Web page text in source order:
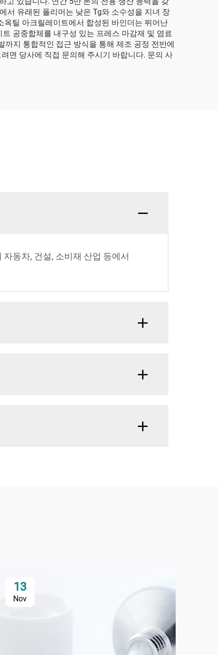
서 유래된 폴리머는 낮은 Tg와 소수성을 지녀 장
틸 아크릴레이트에서 합성된 바인더는 뛰어난
공중합체를 내구성 있는 프레스 마감재 및 염료
지 통합적인 접근 방식을 통해 제조 공정 전반에
면 당사에 직접 문의해 주시기 바랍니다. 문의 사
동차, 건설, 소비재 산업 등에서
13
Nov